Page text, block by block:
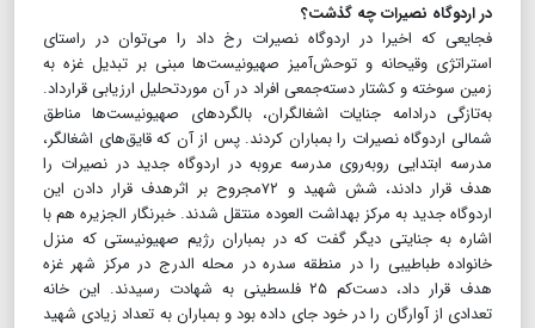
در اردوگاه نصیرات چه گذشت؟
فجایعی که اخیرا در اردوگاه نصیرات رخ داد را می‌توان در راستای
استراتژی وقیحانه و توحش‌آمیز صهیونیست‌ها مبنی بر تبدیل غزه به
زمین سوخته و کشتار دسته‌جمعی افراد در آن موردتحلیل ارزیابی قرارداد.
به‌تازگی درادامه جنایات اشغالگران، بالگردهای صهیونیست‌ها مناطق
شمالی اردوگاه نصیرات را بمباران کردند. پس از آن که قایق‌های اشغالگر،
مدرسه ابتدایی روبه‌روی مدرسه عروبه در اردوگاه جدید در نصیرات را
هدف قرار دادند، شش شهید و ۷۲مجروح بر اثرهدف قرار دادن این
اردوگاه جدید به مرکز بهداشت العوده منتقل شدند. خبرنگار الجزیره هم با
اشاره به جنایتی دیگر گفت که در بمباران رژیم صهیونیستی که منزل
خانواده طباطیبی را در منطقه سدره در محله الدرج در مرکز شهر غزه
هدف قرار داد، دست‌کم ۲۵ فلسطینی به شهادت رسیدند. این خانه
تعدادی از آوارگان را در خود جای داده بود و بمباران به تعداد زیادی شهید